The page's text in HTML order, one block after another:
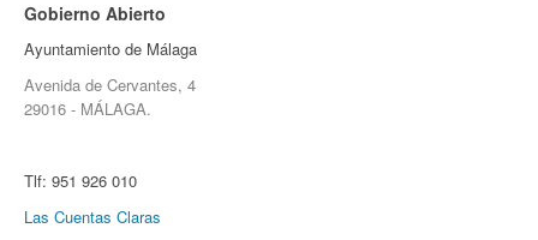
Gobierno Abierto
Ayuntamiento de Málaga
Avenida de Cervantes, 4
29016 - MÁLAGA.
Tlf: 951 926 010
Las Cuentas Claras